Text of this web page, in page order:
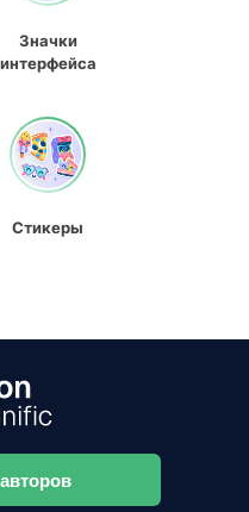
Значки
интерфейса
Стикеры